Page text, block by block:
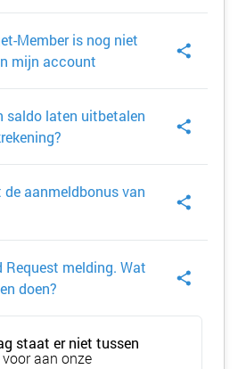
Member is nog niet
mijn account
saldo laten uitbetalen
aanmeldbonus van
Request melding. Wat
doen?
staat er niet tussen
aan onze